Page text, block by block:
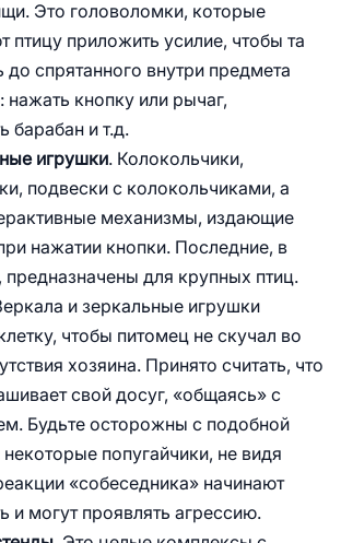
Это головоломки, которые
птицу приложить усилие, чтобы та
до спрятанного внутри предмета
нажать кнопку или рычаг,
барабан и т.д.
игрушки. Колокольчики,
подвески с колокольчиками, а
механизмы, издающие
нажатии кнопки. Последние, в
для крупных птиц.
и зеркальные игрушки
чтобы питомец не скучал во
хозяина. Принято считать, что
свой досуг, «общаясь» с
Будьте осторожны с подобной
попугайчики, не видя
«собеседника» начинают
и могут проявлять агрессию.